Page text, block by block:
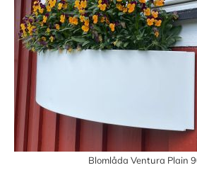
Blomlåda Ventura Plain